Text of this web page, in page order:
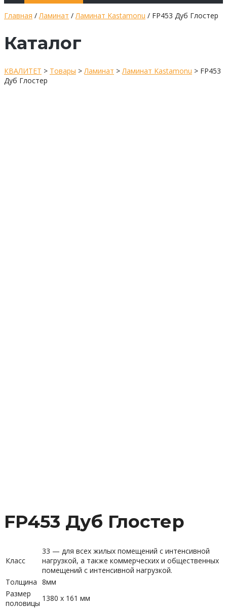
Главная /Ламинат /Ламинат Kastamonu / FP453 Дуб Глостер
Каталог
КВАЛИТЕТ > Товары >Ламинат >Ламинат Kastamonu > FP453
Дуб Глостер
FP453 Дуб Глостер
Класс
33 — для всех жилых помещений с интенсивной
нагрузкой, а также коммерческих и общественных
помещений с интенсивной нагрузкой.
Толщина 8мм
Размер
половицы
1380 х 161 мм